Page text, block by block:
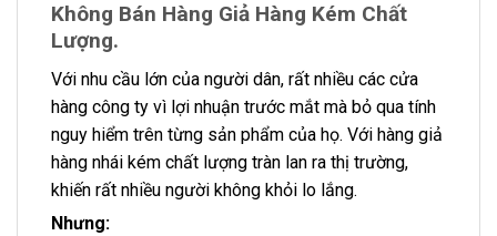
Không Bán Hàng Giả Hàng Kém Chất
Lượng.
Với nhu cầu lớn của người dân, rất nhiều các cửa
hàng công ty vì lợi nhuận trước mắt mà bỏ qua tính
nguy hiểm trên từng sản phẩm của họ. Với hàng giả
hàng nhái kém chất lượng tràn lan ra thị trường,
khiến rất nhiều người không khỏi lo lắng.
Nhưng: